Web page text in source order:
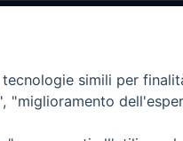
sede legale
Maria della Pietà, 44 –
simili per
"miglioramento